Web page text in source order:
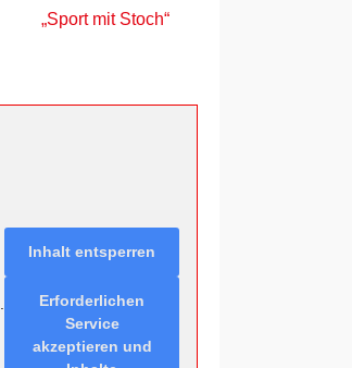
„Sport mit Stoch“
Inhalt entsperren
Erforderlichen
Service
akzeptieren und